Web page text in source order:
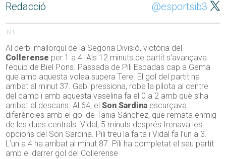
Redacció @esportsib3
191
Al derbi mallorquí de la Segona Divisió, victòria del
Collerense per 1 a 4. Als 12 minuts de partit s’avançava
l’equip de Biel Pons. Passada de Pili Espadas cap a Gema
que amb aquesta volea supera Tere. El gol del partit ha
arribat al minut 37. Gabi pressiona, roba la pilota al centre
del camp i amb aquesta vaselina fa el 0 a 2 amb què s’ha
arribat al descans. Al 64, elSon Sardina escurçava
diferències amb el gol de Tania Sánchez, que remata enmig
de les dues centrals. Vidal, 5 minuts després frenava les
opcions del Son Sardina. Pili treu la falta i Vidal fa l’un a 3.
L’un a 4 ha arribat al minut 87. Pili ha completat el seu partit
amb el darrer gol del Collerense